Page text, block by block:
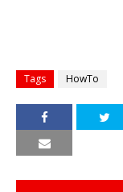
Tags HowTo